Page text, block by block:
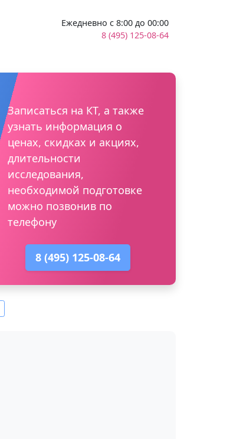
Ежедневно с 8:00 до 00:00
8 (495) 125-08-64
Записаться на КТ, а также
узнать информация о
ценах, скидках и акциях,
длительности
исследования,
необходимой подготовке
можно позвонив по
телефону
8 (495) 125-08-64